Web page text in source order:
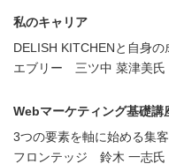
私のキャリア
DELISH KITCHENと自身
エブリー 三ツ中 菜津美氏
Webマーケティング基礎講
3つの要素を軸に始める集
フロンテッジ 鈴木 一志氏